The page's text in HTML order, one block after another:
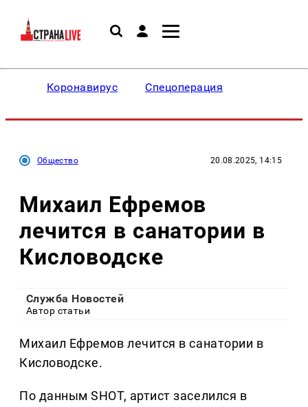
Коронавирус Спецоперация
Общество 20.08.2025, 14:15
Михаил Ефремов
лечится в санатории в
Кисловодске
Служба Новостей
Автор статьи
Михаил Ефремов лечится в санатории в
Кисловодске.
По данным SHOT, артист заселился в